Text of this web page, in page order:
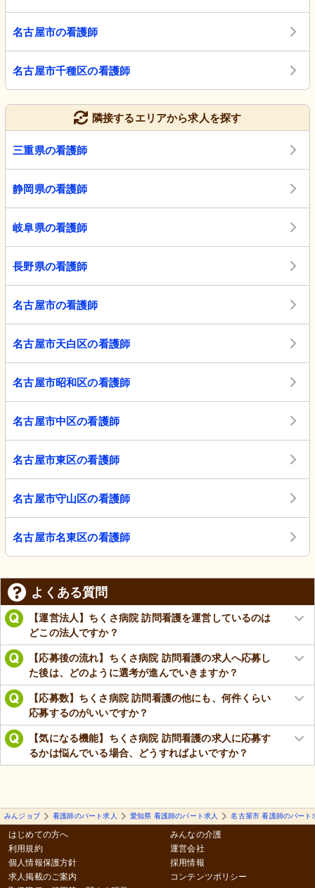
名古屋市の看護師
名古屋市千種区の看護師
隣接するエリアから求人を探す
三重県の看護師
静岡県の看護師
岐阜県の看護師
長野県の看護師
名古屋市の看護師
名古屋市天白区の看護師
名古屋市昭和区の看護師
名古屋市中区の看護師
名古屋市東区の看護師
名古屋市守山区の看護師
名古屋市名東区の看護師
よくある質問
【運営法人】ちくさ病院 訪問看護を運営しているのは
どこの法人ですか？
【応募後の流れ】ちくさ病院 訪問看護の求人へ応募し
た後は、どのように選考が進んでいきますか？
【応募数】ちくさ病院 訪問看護の他にも、何件くらい
応募するのがいいですか？
【気になる機能】ちくさ病院 訪問看護の求人に応募す
るかは悩んでいる場合、どうすればよいですか？
みんジョブ 看護師のパート求人 愛知県 看護師のパート求人 名古屋市 看護師のパート
はじめての方へ
利用規約
個人情報保護方針
求人掲載のご案内
みんなの介護
運営会社
採用情報
コンテンツポリシー